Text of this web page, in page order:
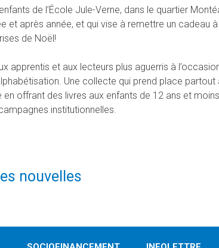
de l’École Jule-Verne, dans le quartier
et après année, et qui vise à remettre un cadeau
de Noël!
apprentis et aux lecteurs plus aguerris à
Une collecte qui prend place
offrant des livres aux enfants de 12 ans et
institutionnelles.
nouvelles